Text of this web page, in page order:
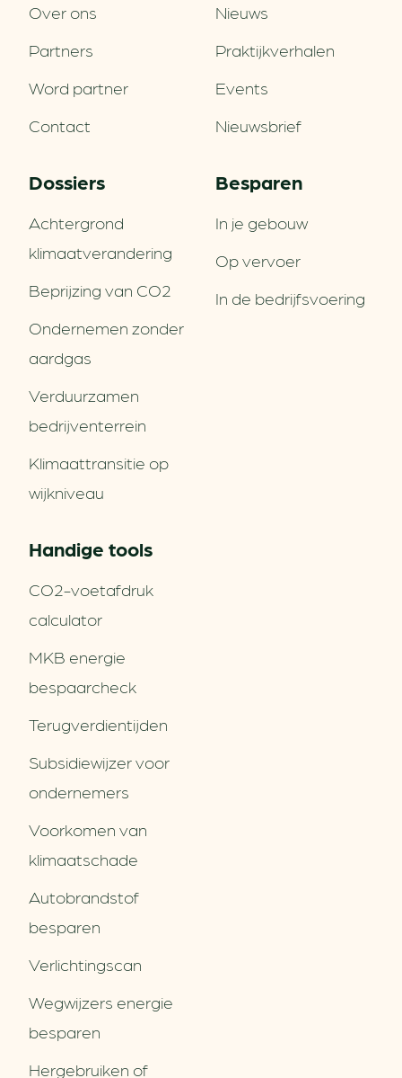
Over ons
Partners
Word partner
Contact
Nieuws
Praktijkverhalen
Events
Nieuwsbrief
Dossiers
Achtergrond
klimaatverandering
Beprijzing van CO2
Ondernemen zonder
aardgas
Verduurzamen
bedrijventerrein
Klimaattransitie op
wijkniveau
Besparen
In je gebouw
Op vervoer
In de bedrijfsvoering
Handige tools
CO2-voetafdruk
calculator
MKB energie
bespaarcheck
Terugverdien­tijden
Subsidiewijzer voor
ondernemers
Voorkomen van
klimaatschade
Autobrandstof
besparen
Verlichtingscan
Wegwijzers energie
besparen
Hergebruiken of